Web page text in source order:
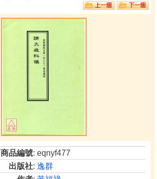
商品編號: eqnyf477
出版社:逸群